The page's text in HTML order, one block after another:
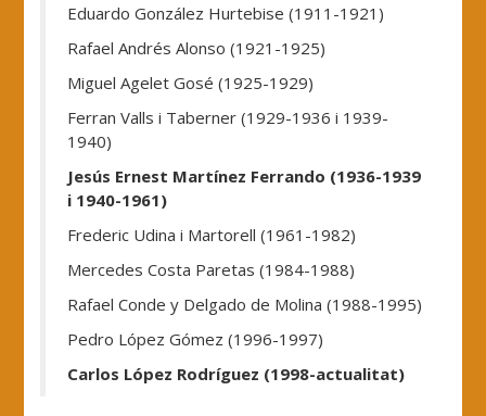
Eduardo González Hurtebise (1911-1921)
Rafael Andrés Alonso (1921-1925)
Miguel Agelet Gosé (1925-1929)
Ferran Valls i Taberner (1929-1936 i 1939-
1940)
Jesús Ernest Martínez Ferrando (1936-1939
i 1940-1961)
Frederic Udina i Martorell (1961-1982)
Mercedes Costa Paretas (1984-1988)
Rafael Conde y Delgado de Molina (1988-1995)
Pedro López Gómez (1996-1997)
Carlos López Rodríguez (1998-actualitat)